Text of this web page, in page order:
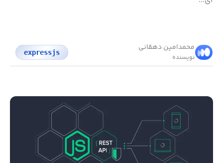
محمد‌امین دهقانی
نویسنده
expressjs